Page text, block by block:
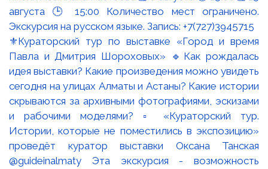
⚜️Кураторский тур по выставке «Город и время
Павла и Дмитрия Шороховых» 🔹Как рождалась
идея выставки? Какие произведения можно увидеть
сегодня на улицах Алматы и Астаны? Какие истории
скрываются за архивными фотографиями, эскизами
и рабочими моделями? ▫️ «Кураторский тур.
Истории, которые не поместились в экспозицию»
проведёт куратор выставки Оксана Танская
@guideinalmaty Эта экскурсия - возможность